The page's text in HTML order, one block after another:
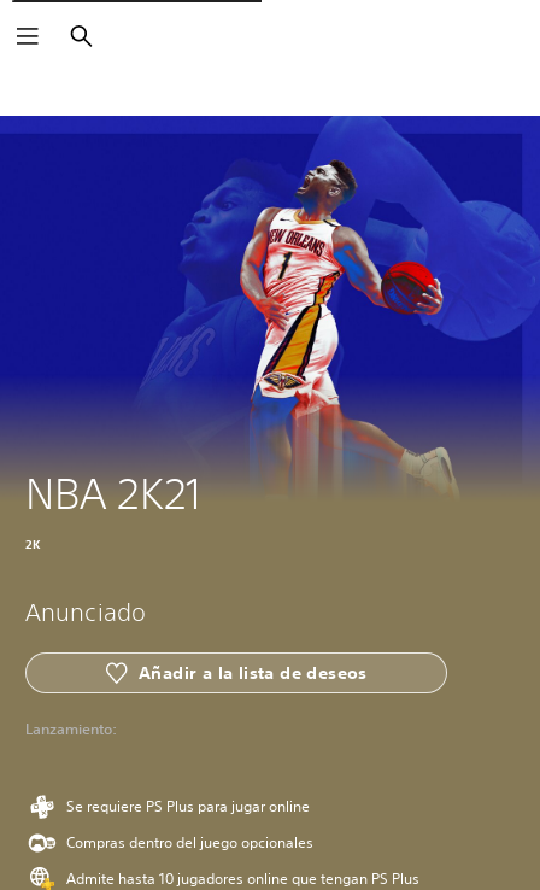
Buscar
NBA 2K21
2K
Anunciado
Añadir a la lista de deseos
Lanzamiento:
Se requiere PS Plus para jugar online
Compras dentro del juego opcionales
Admite hasta 10 jugadores online que tengan PS Plus